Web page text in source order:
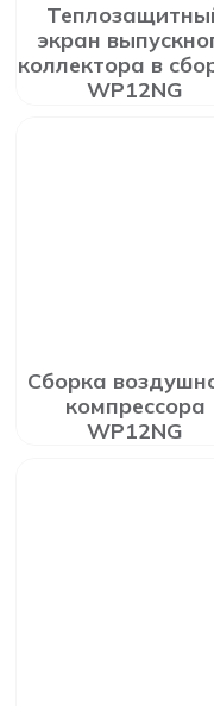
экран
коллектора в
WP12NG
Сборка
компрессора
WP12NG